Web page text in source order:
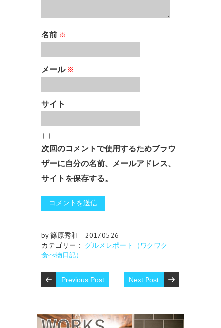
名前 ※
メール ※
サイト
次回のコメントで使用するためブラウ
ザーに自分の名前、メールアドレス、
サイトを保存する。
by 篠原秀和
2017.05.26
カテゴリー： グルメレポート（ワクワク
食べ物日記）
Previous Post Next Post